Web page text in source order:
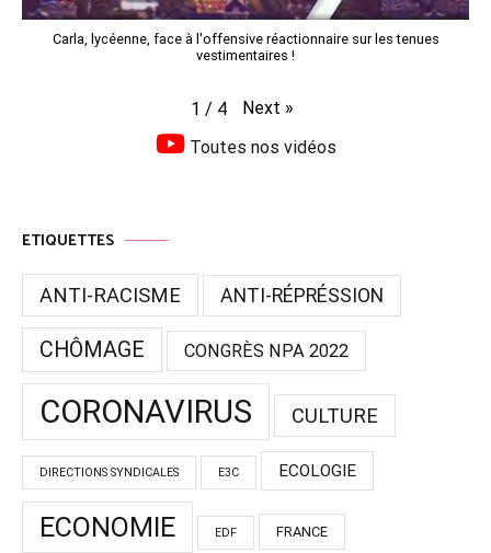
Carla, lycéenne, face à l'offensive réactionnaire sur les tenues
vestimentaires !
1 / 4 Next »
Toutes nos vidéos
ETIQUETTES
ANTI-RACISME ANTI-RÉPRÉSSION
CHÔMAGE CONGRÈS NPA 2022
CORONAVIRUS CULTURE
DIRECTIONS SYNDICALES E3C ECOLOGIE
ECONOMIE EDF FRANCE